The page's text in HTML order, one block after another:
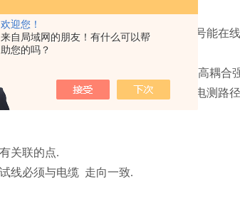
欢迎您！
来自局域网的朋友！有什么可以帮
助您的吗？
电缆上，即耦合法。为保证耦合的信号能在
。
率有直接关系，频率低耦合弱，频率高耦
的信号要强。所以耦合法特别适合带电测路径
关联的点.
线必须与电缆 走向一致.